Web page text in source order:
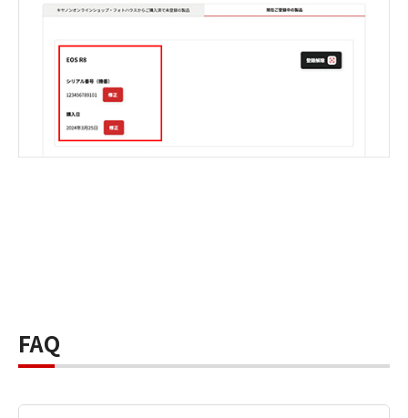
FAQ